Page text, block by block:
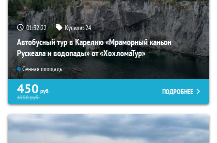
01:32:20 Купили:24
Автобусный тур в Карелию «Мраморный каньон
Рускеала и водопады» от «ХохломаТур»
Сенная площадь
450 руб.
4550руб.
ПОДРОБНЕЕ